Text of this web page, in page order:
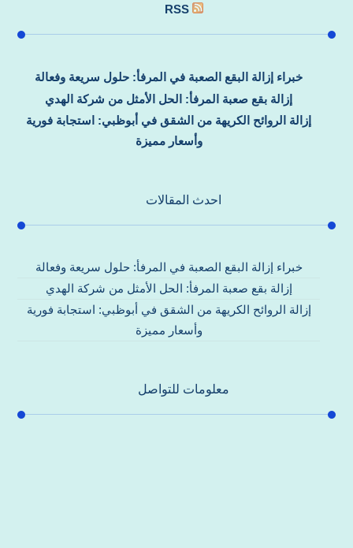
RSS
خبراء إزالة البقع الصعبة في المرفأ: حلول سريعة وفعالة
إزالة بقع صعبة المرفأ: الحل الأمثل من شركة الهدي
إزالة الروائح الكريهة من الشقق في أبوظبي: استجابة فورية
وأسعار مميزة
احدث المقالات
خبراء إزالة البقع الصعبة في المرفأ: حلول سريعة وفعالة
إزالة بقع صعبة المرفأ: الحل الأمثل من شركة الهدي
إزالة الروائح الكريهة من الشقق في أبوظبي: استجابة فورية
وأسعار مميزة
معلومات للتواصل